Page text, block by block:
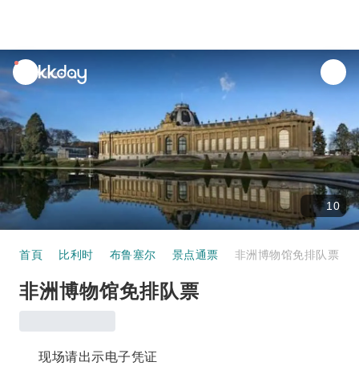
unread
notifications
10
首頁 比利时 布鲁塞尔 景点通票 非洲博物馆免排队票
非洲博物馆免排队票
现场请出示电子凭证